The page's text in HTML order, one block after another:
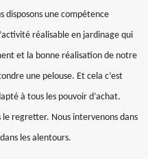
disposons une compétence
réalisable en jardinage qui
et la bonne réalisation de notre
une pelouse. Et cela c’est
à tous les pouvoir d’achat.
le regretter. Nous intervenons dans
les alentours.